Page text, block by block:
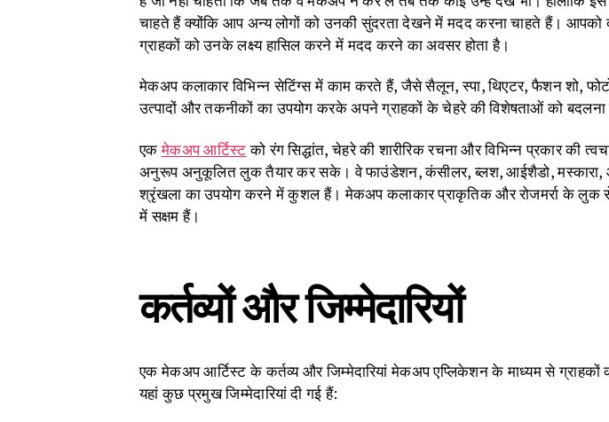
चाहते हैं क्योंकि आप अन्य लोगों को उनकी सुंदरता देखने में मदद करना चाहते हैं।
ग्राहकों को उनके लक्ष्य हासिल करने में मदद करने का अवसर होता है।
मेकअप कलाकार विभिन्न सेटिंग्स में काम करते हैं, जैसे सैलून, स्पा, थिएटर, फैशन शो,
उत्पादों और तकनीकों का उपयोग करके अपने ग्राहकों के चेहरे की विशेषताओं को बदलना
एकमेकअप आर्टिस्टको रंग सिद्धांत, चेहरे की शारीरिक रचना और विभिन्न प्रकार की
अनुरूप अनुकूलित लुक तैयार कर सके। वे फाउंडेशन, कंसीलर, ब्लश, आईशैडो, मस्कारा,
श्रृंखला का उपयोग करने में कुशल हैं। मेकअप कलाकार प्राकृतिक और रोजमर्रा के लुक से
में सक्षम हैं।
कर्तव्यों और जिम्मेदारियों
एक मेकअप आर्टिस्ट के कर्तव्य और जिम्मेदारियां मेकअप एप्लिकेशन के माध्यम से ग्राहकों
यहां कुछ प्रमुख जिम्मेदारियां दी गई हैं: